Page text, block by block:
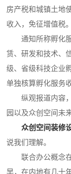
房产税和城镇土地
收入，免征增值税。
通知所称孵化
赁、研发和技术、
级、省级科技企业
单独核算孵化服务
纵观报道内容
园以及众创空间未
众创空间装修
说我们理解。
联合办公概念
早，在内地有几十